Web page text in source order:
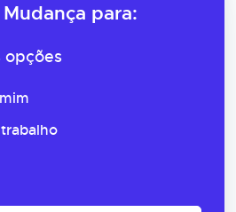
para:
opções